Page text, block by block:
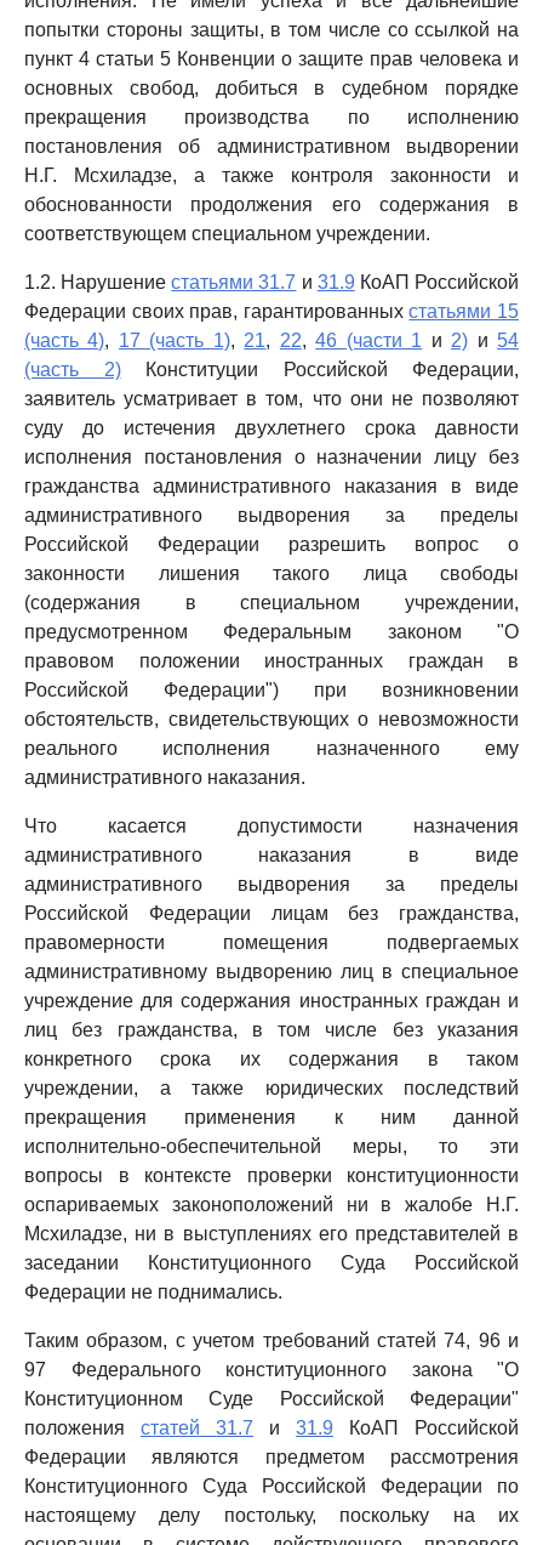
попытки стороны защиты, в том числе со ссылкой на
пункт 4 статьи 5 Конвенции о защите прав человека и
основных свобод, добиться в судебном порядке
прекращения производства по исполнению
постановления об административном выдворении
Н.Г. Мсхиладзе, а также контроля законности и
обоснованности продолжения его содержания в
соответствующем специальном учреждении.
1.2. Нарушениестатьями 31.7 и 31.9 КоАП Российской
Федерации своих прав, гарантированныхстатьями 15
(часть 4), 17 (часть 1), 21, 22,46 (части 1 и 2) и 54
(часть 2)Конституции Российской Федерации,
заявитель усматривает в том, что они не позволяют
суду до истечения двухлетнего срока давности
исполнения постановления о назначении лицу без
гражданства административного наказания в виде
административного выдворения за пределы
Российской Федерации разрешить вопрос о
законности лишения такого лица свободы
(содержания в специальном учреждении,
предусмотренном Федеральным законом "О
правовом положении иностранных граждан в
Российской Федерации") при возникновении
обстоятельств, свидетельствующих о невозможности
реального исполнения назначенного ему
административного наказания.
Что касается допустимости назначения
административного наказания в виде
административного выдворения за пределы
Российской Федерации лицам без гражданства,
правомерности помещения подвергаемых
административному выдворению лиц в специальное
учреждение для содержания иностранных граждан и
лиц без гражданства, в том числе без указания
конкретного срока их содержания в таком
учреждении, а также юридических последствий
прекращения применения к ним данной
исполнительно-обеспечительной меры, то эти
вопросы в контексте проверки конституционности
оспариваемых законоположений ни в жалобе Н.Г.
Мсхиладзе, ни в выступлениях его представителей в
заседании Конституционного Суда Российской
Федерации не поднимались.
Таким образом, с учетом требований статей 74, 96 и
97 Федерального конституционного закона "О
Конституционном Суде Российской Федерации"
положения статей 31.7 и 31.9 КоАП Российской
Федерации являются предметом рассмотрения
Конституционного Суда Российской Федерации по
настоящему делу постольку, поскольку на их